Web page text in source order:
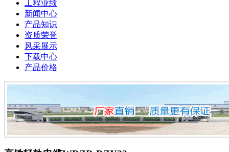
工程业绩
新闻中心
产品知识
资质荣誉
风采展示
下载中心
产品价格